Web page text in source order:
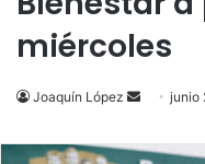
miércoles
Joaquín López
Send
email
junio